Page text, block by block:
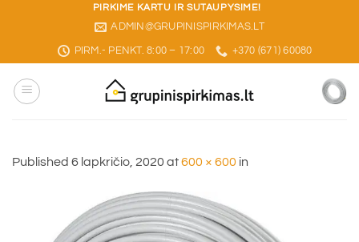
PIRKIME KARTU IR SUTAUPYSIME!
ADMIN@GRUPINISPIRKIMAS.LT
PIRM.- PENKT. 8:00 – 17:00 +370 (671) 60080
Published 6 lapkričio, 2020 at600 × 600 in